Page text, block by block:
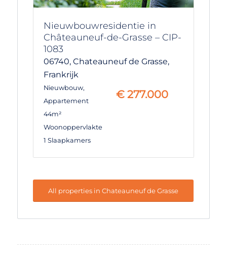
Nieuwbouwresidentie in
Châteauneuf-de-Grasse – CIP-
1083
06740, Chateauneuf de Grasse,
Frankrijk
Nieuwbouw,
Appartement
44m²
Woonoppervlakte
1 Slaapkamers
€ 277.000
All properties in Chateauneuf de Grasse